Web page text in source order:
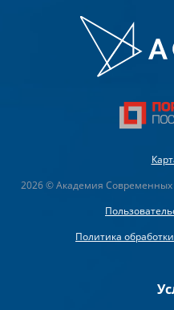
2026 © Академия
Политика